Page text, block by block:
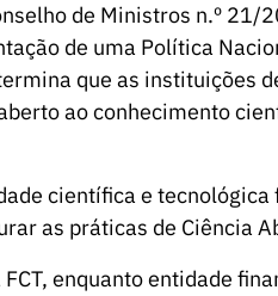
de Ministros n.º
de uma Política
que as instituições
ao conhecimento
científica e
as práticas de Ciência
FCT, enquanto entidade